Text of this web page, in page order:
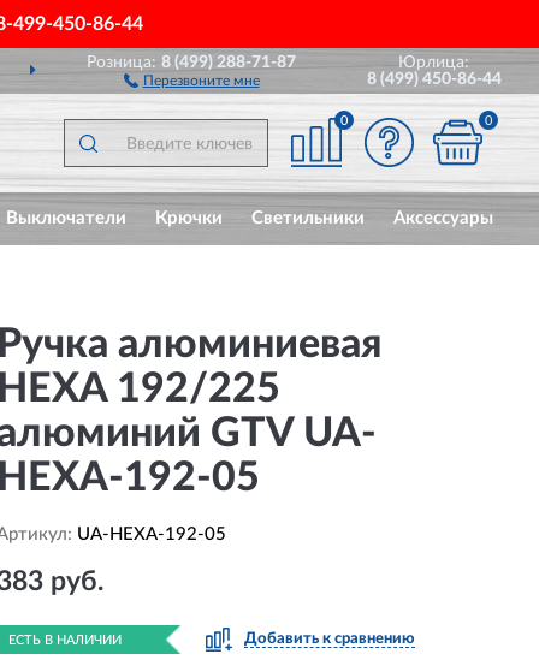
499-450-86-44
ДОСТАВИМ ПО ВСЕЙ РОССИИ
Розница:8 (499) 288-71-87
Перезвоните мне
Юрлица:
8 (499) 450-86-44
0 0
Выключатели Крючки Светильники Аксессуары
Ручка алюминиевая
HEXA 192/225
GTV UA-
HEXA-192-05
UA-HEXA-192-05
руб.
ЕСТЬ В НАЛИЧИИ Добавить к сравнению